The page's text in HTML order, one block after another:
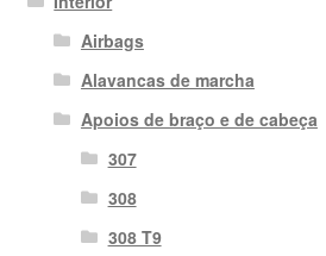
Airbags
Alavancas de marcha
Apoios de braço e de cabeça
307
308
308 T9